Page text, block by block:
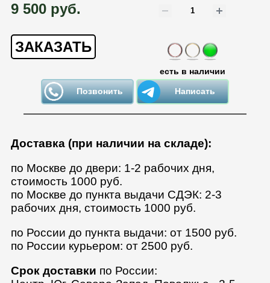
9 500 руб.
ЗАКАЗАТЬ
есть в наличии
Позвонить Написать
Доставка (при наличии на складе):
по Москве до двери: 1-2 рабочих дня,
стоимость 1000 руб.
по Москве до пункта выдачи СДЭК: 2-3
рабочих дня, стоимость 1000 руб.
по России до пункта выдачи: от 1500 руб.
по России курьером: от 2500 руб.
Срок доставки по России: